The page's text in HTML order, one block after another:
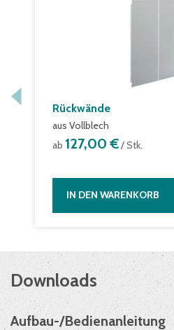
Rückwände
aus Vollblech
ab 127,00 €/ Stk.
IN DEN WARENKORB
Downloads
Aufbau-/Bedienanleitung